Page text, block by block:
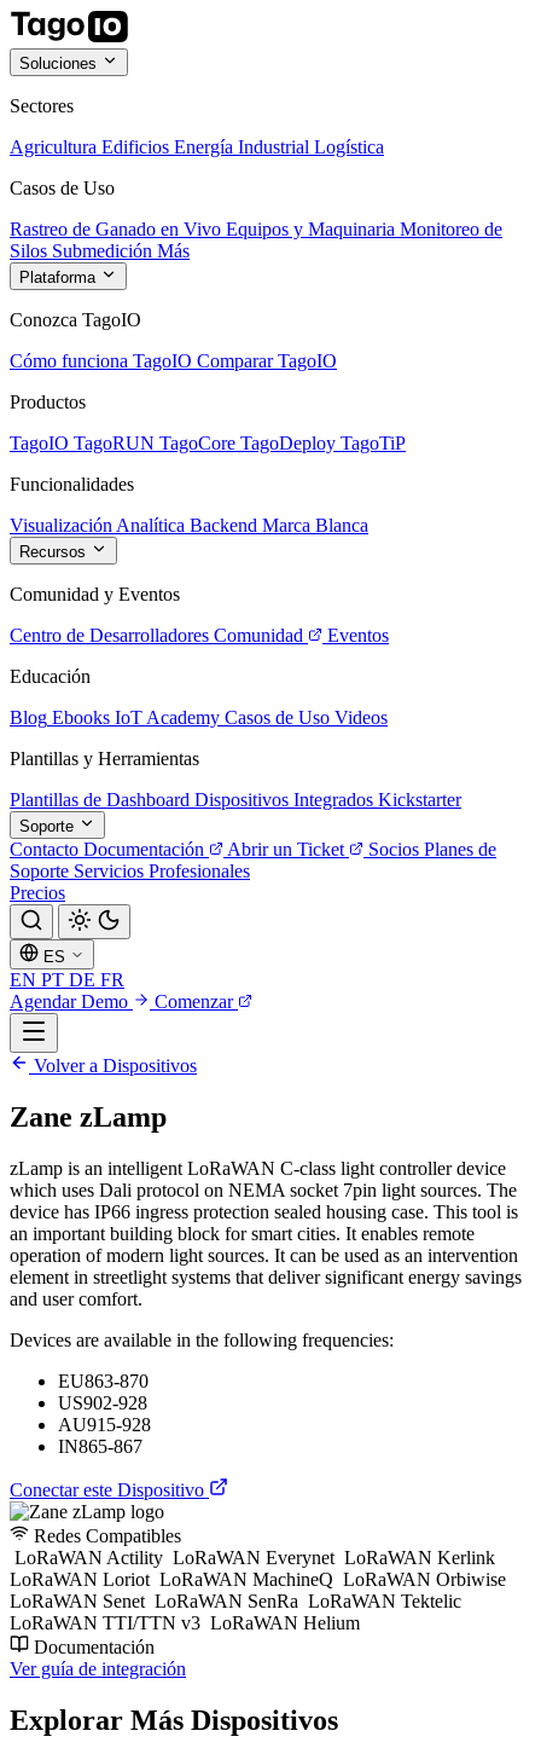
Soluciones
Sectores
Agricultura Edificios Energía Industrial Logística
Casos de Uso
Rastreo de Ganado en Vivo Equipos y Maquinaria Monitoreo de
Silos Submedición Más
Plataforma
Conozca TagoIO
Cómo funciona TagoIO Comparar TagoIO
Productos
TagoIO TagoRUN TagoCore TagoDeploy TagoTiP
Funcionalidades
Visualización Analítica Backend Marca Blanca
Recursos
Comunidad y Eventos
Centro de Desarrolladores Comunidad
Eventos
Educación
Blog Ebooks IoT Academy Casos de Uso Videos
Plantillas y Herramientas
Plantillas de Dashboard Dispositivos Integrados Kickstarter
Soporte
Contacto Documentación Abrir un Ticket Socios Planes de
Soporte Servicios Profesionales
Precios
ES
EN PT DE FR
Agendar Demo
Comenzar
Volver a Dispositivos
Zane zLamp
zLamp is an intelligent LoRaWAN C-class light controller device
which uses Dali protocol on NEMA socket 7pin light sources. The
device has IP66 ingress protection sealed housing case. This tool is
an important building block for smart cities. It enables remote
operation of modern light sources. It can be used as an intervention
element in streetlight systems that deliver significant energy savings
and user comfort.
Devices are available in the following frequencies:
EU863-870
US902-928
AU915-928
IN865-867
Conectar este Dispositivo
Redes Compatibles
LoRaWAN Actility LoRaWAN Everynet LoRaWAN Kerlink
LoRaWAN Loriot LoRaWAN MachineQ LoRaWAN Orbiwise
LoRaWAN Senet LoRaWAN SenRa LoRaWAN Tektelic
LoRaWAN TTI/TTN v3 LoRaWAN Helium
Documentación
Ver guía de integración
Explorar Más Dispositivos